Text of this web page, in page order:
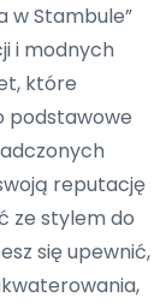
w Stambule”
i modnych
które
podstawowe
reputację
ze stylem do
się upewnić,